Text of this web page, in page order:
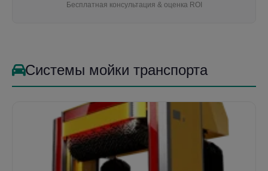
Бесплатная консультация & оценка ROI
Системы мойки транспорта